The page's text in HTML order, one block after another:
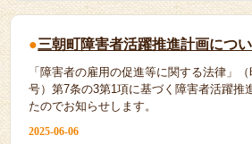
三朝町障害者活躍推進計画につ
「障害者の雇用の促進等に関する法律」
号）第7条の3第1項に基づく障害者活躍推
たのでお知らせします。
2025-06-06